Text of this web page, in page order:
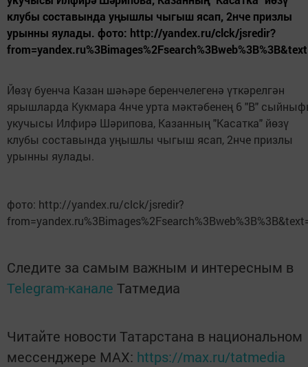
клубы составында уңышлы чыгыш ясап, 2нче призлы
урынны яулады. фото: http://yandex.ru/clck/jsredir?
Йөзү буенча Казан шәһәре беренчелегенә үткәрелгән
ярышларда Кукмара 4нче урта мәктәбенең 6 "В"
укучысы Илфирә Шәрипова, Казанның "Касатка" йөзү
клубы составында уңышлы чыгыш ясап, 2нче призлы
урынны яулады.
фото: http://yandex.ru/clck/jsredir?
Следите за самым важным и интересным в
Telegram-канале Татмедиа
Читайте новости Татарстана в национальном
мессенджере MАХ: https://max.ru/tatmedia